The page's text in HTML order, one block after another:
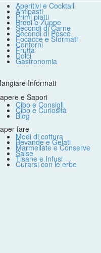
Aperitivi e Cocktail
Antipasti
Primi piatti
Brodi e Zuppe
Secondi di Carne
Secondi di Pesce
Focacce e Sformati
Contorni
Frutta
Dolci
Gastronomia
Informati
e Sapori
Cibo e Consigli
Cibo e Curiosità
Blog
fare
Modi di cottura
Bevande e Gelati
Marmellate e Conserve
Salse
Tisane e Infusi
Curarsi con le erbe